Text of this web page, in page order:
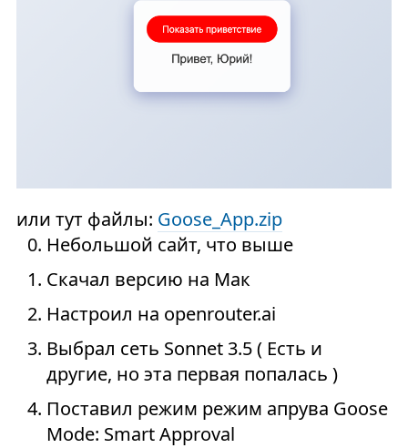
или тут файлы: Goose_App.zip
Небольшой сайт, что выше
Скачал версию на Мак
Настроил на openrouter.ai
Выбрал сеть Sonnet 3.5 ( Есть и
другие, но эта первая попалась )
Поставил режим режим апрува Goose
Mode: Smart Approval